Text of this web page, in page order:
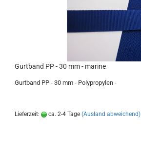
Gurtband PP - 30 mm - marine
Gurtband PP - 30 mm - Polypropylen -
Lieferzeit: ca. 2-4 Tage (Ausland abweichend)